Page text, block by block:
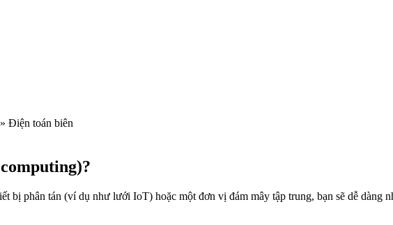
» Điện toán biên
bị phân tán (ví dụ như lưới IoT) hoặc một đơn vị đám mây tập trung, bạn sẽ dễ dàng